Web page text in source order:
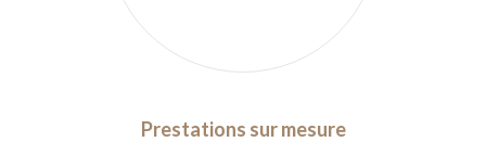
Prestations sur mesure